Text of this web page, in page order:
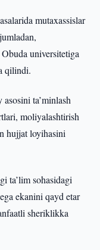
mutaxassislar
universitetiga
qilindi.
ta’minlash
moliyalashtirish
hujjat loyihasini
ta’lim sohasidagi
ekanini qayd etar
sheriklikka